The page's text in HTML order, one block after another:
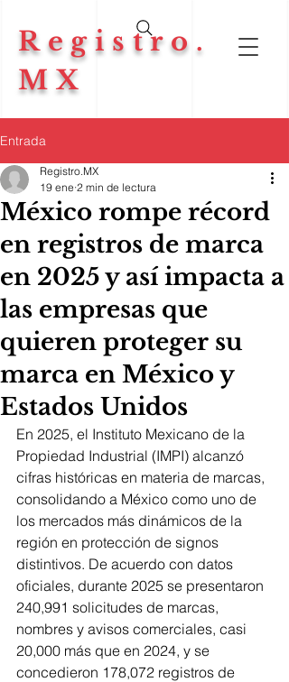
Registro.
MX
Entrada
México rompe récord
en registros de marca
en 2025 y así impacta a
las empresas que
quieren proteger su
marca en México y
Estados Unidos
Registro.MX
19 ene 2 min de lectura
En 2025, el Instituto Mexicano de la
Propiedad Industrial (IMPI) alcanzó
cifras históricas en materia de marcas,
consolidando a México como uno de
los mercados más dinámicos de la
región en protección de signos
distintivos. De acuerdo con datos
oficiales, durante 2025 se presentaron
240,991 solicitudes de marcas,
nombres y avisos comerciales, casi
20,000 más que en 2024, y se
concedieron 178,072 registros de